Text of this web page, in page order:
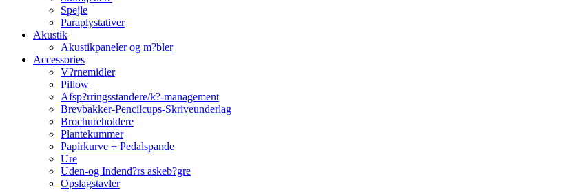
Spejle
Paraplystativer
Akustik
Akustikpaneler og m?bler
Accessories
V?rnemidler
Pillow
Afsp?rringsstandere/k?-management
Brevbakker-Pencilcups-Skriveunderlag
Brochureholdere
Plantekummer
Papirkurve + Pedalspande
Ure
Uden-og Indend?rs askeb?gre
Opslagstavler